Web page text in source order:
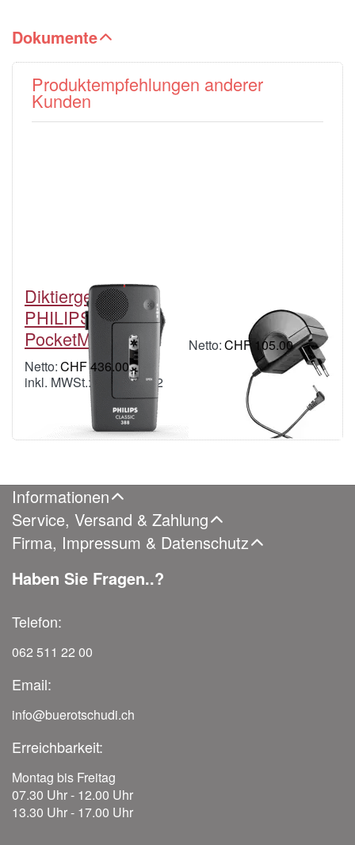
Dokumente
Produktempfehlungen anderer
Kunden
Diktiergerät
PHILIPS
PocketMemo 388
CHF 436.00
inkl. MWSt.: CHF 471.32
(LFH0142)
CHF 105.00
inkl. MWSt.: CHF 113.51
Informationen
Service, Versand & Zahlung
Firma, Impressum & Datenschutz
Haben Sie Fragen..?
Telefon:
062 511 22 00
Email:
info@buerotschudi.ch
Erreichbarkeit:
Montag bis Freitag
07.30 Uhr - 12.00 Uhr
13.30 Uhr - 17.00 Uhr